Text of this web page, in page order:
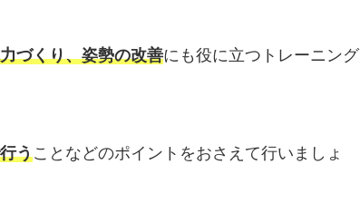
づくり、姿勢の改善にも役に立つトレーニング
うことなどのポイントをおさえて行いましょ